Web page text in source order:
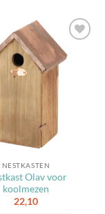
Toevoegen
aan
favorieten
NESTKASTEN
Olav voor
koolmezen
22,10